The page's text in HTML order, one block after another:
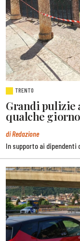
TRENTO
Grandi pulizie
qualche
di Redazione
In supporto ai dipendenti